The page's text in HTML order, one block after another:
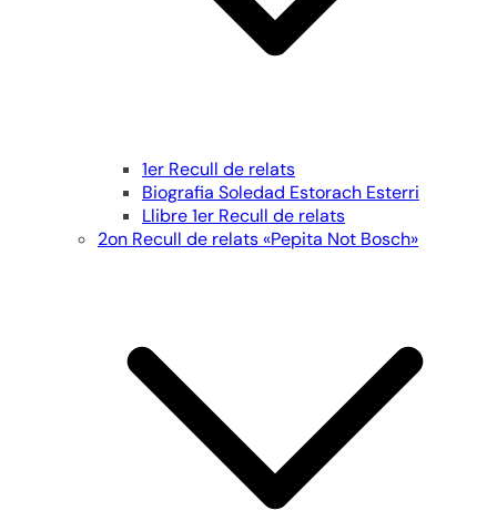
1er Recull de relats
Biografia Soledad Estorach Esterri
Llibre 1er Recull de relats
2on Recull de relats «Pepita Not Bosch»